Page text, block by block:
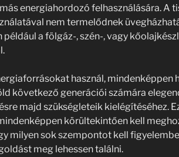
energiahordozó felhasználására. A
nem termelődnek
például a fölgáz-, szén-, vagy
használ, mindenképpen
következő generációi számára
majd szükségleteik kielégítéséhez.
körültekintően kell
milyen sok szempontot kell
meg lehessen találni.